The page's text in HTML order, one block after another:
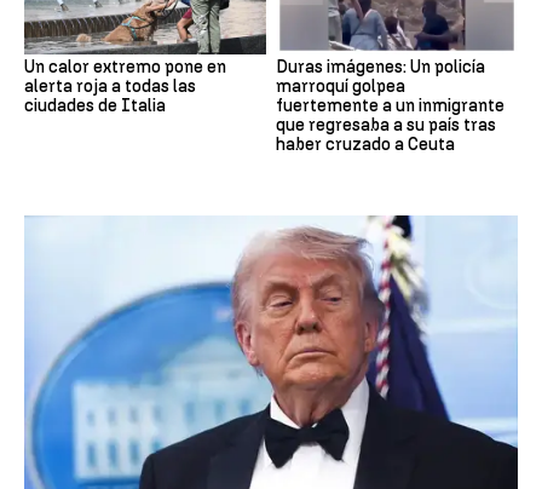
Un calor extremo pone en
alerta roja a todas las
ciudades de Italia
Duras imágenes: Un policía
marroquí golpea
fuertemente a un inmigrante
que regresaba a su país tras
haber cruzado a Ceuta
DONALD TRUMP